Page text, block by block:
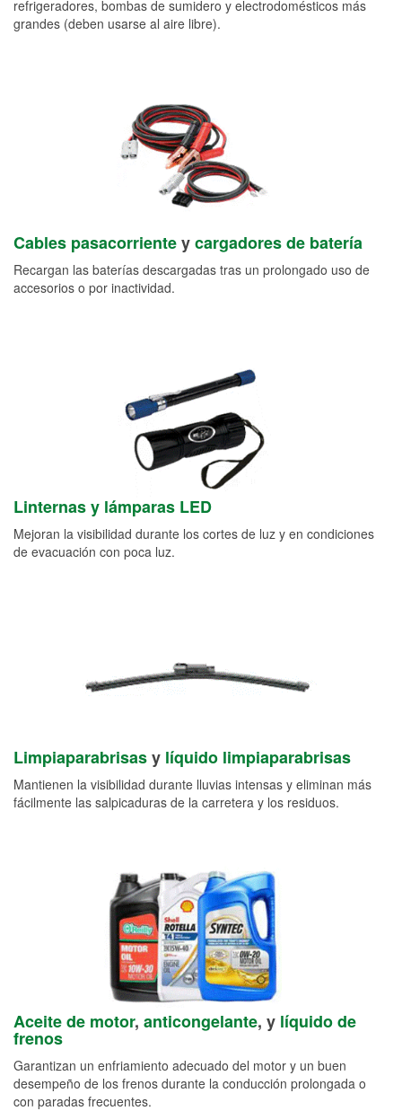
refrigeradores, bombas de sumidero y electrodomésticos más
grandes (deben usarse al aire libre).
Cables pasacorrienteycargadores de batería
Recargan las baterías descargadas tras un prolongado uso de
accesorios o por inactividad.
Linternas y lámparas LED
Mejoran la visibilidad durante los cortes de luz y en condiciones
de evacuación con poca luz.
Limpiaparabrisasy líquido limpiaparabrisas
Mantienen la visibilidad durante lluvias intensas y eliminan más
fácilmente las salpicaduras de la carretera y los residuos.
Aceite de motor, anticongelante, y líquido de
frenos
Garantizan un enfriamiento adecuado del motor y un buen
desempeño de los frenos durante la conducción prolongada o
con paradas frecuentes.